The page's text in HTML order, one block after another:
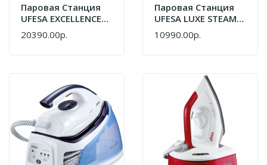
Паровая Станция
UFESA EXCELLENCE
SMARTCARE BLUE
80205667
20390.00р.
Паровая Станция
UFESA LUXE STEAM
GLIDE BLACK
80205591
10990.00р.